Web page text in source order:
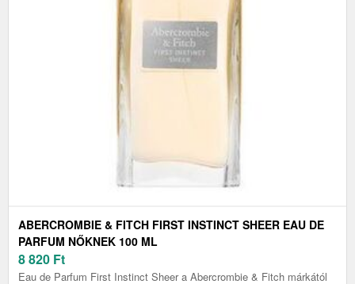
ABERCROMBIE & FITCH FIRST INSTINCT SHEER EAU DE
PARFUM NŐKNEK 100 ML
8 820 Ft
Eau de Parfum First Instinct Sheer a Abercrombie & Fitch márkától